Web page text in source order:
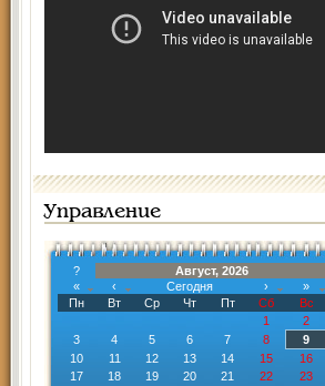
Управление
?
Август, 2026
«
‹ Сегодня ›
»
Пн
Вт Ср Чт Пт Сб
Вс
1
2
3
4 5 6 7 8
9
10
11 12 13 14 15
16
17
18 19 20 21 22
23